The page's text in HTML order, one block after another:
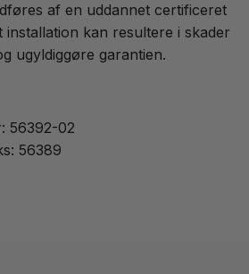
af en uddannet certificeret
kan resultere i skader
ugyldiggøre garantien.
56392-02
56389